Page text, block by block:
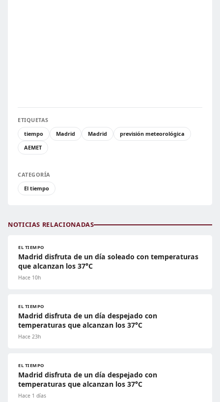
ETIQUETAS
tiempo
Madrid Madrid
previsión meteorológica
AEMET
CATEGORÍA
El tiempo
NOTICIAS RELACIONADAS
EL TIEMPO
Madrid disfruta de un día soleado con temperaturas
que alcanzan los 37°C
Hace 10h
EL TIEMPO
Madrid disfruta de un día despejado con
temperaturas que alcanzan los 37°C
Hace 23h
EL TIEMPO
Madrid disfruta de un día despejado con
temperaturas que alcanzan los 37°C
Hace 1 días